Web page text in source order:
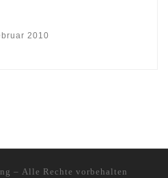
2010
– Alle Rechte vorbehalten